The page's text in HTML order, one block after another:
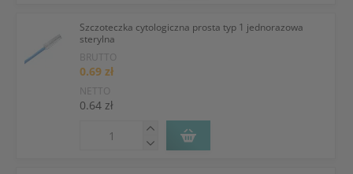
Szczoteczka cytologiczna prosta typ 1 jednorazowa
sterylna
BRUTTO
0.69 zł
NETTO
0.64 zł